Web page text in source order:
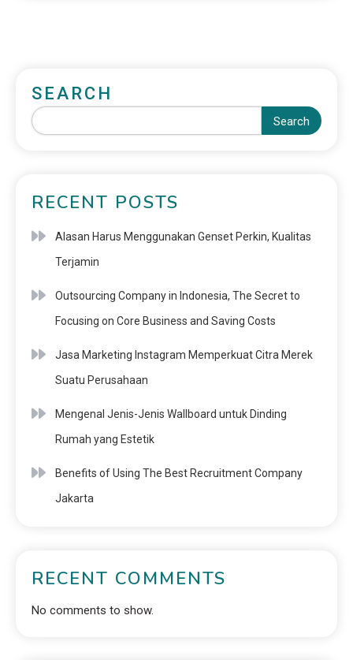
SEARCH
Search
RECENT POSTS
Alasan Harus Menggunakan Genset Perkin, Kualitas
Terjamin
Outsourcing Company in Indonesia, The Secret to
Focusing on Core Business and Saving Costs
Jasa Marketing Instagram Memperkuat Citra Merek
Suatu Perusahaan
Mengenal Jenis-Jenis Wallboard untuk Dinding
Rumah yang Estetik
Benefits of Using The Best Recruitment Company
Jakarta
RECENT COMMENTS
No comments to show.